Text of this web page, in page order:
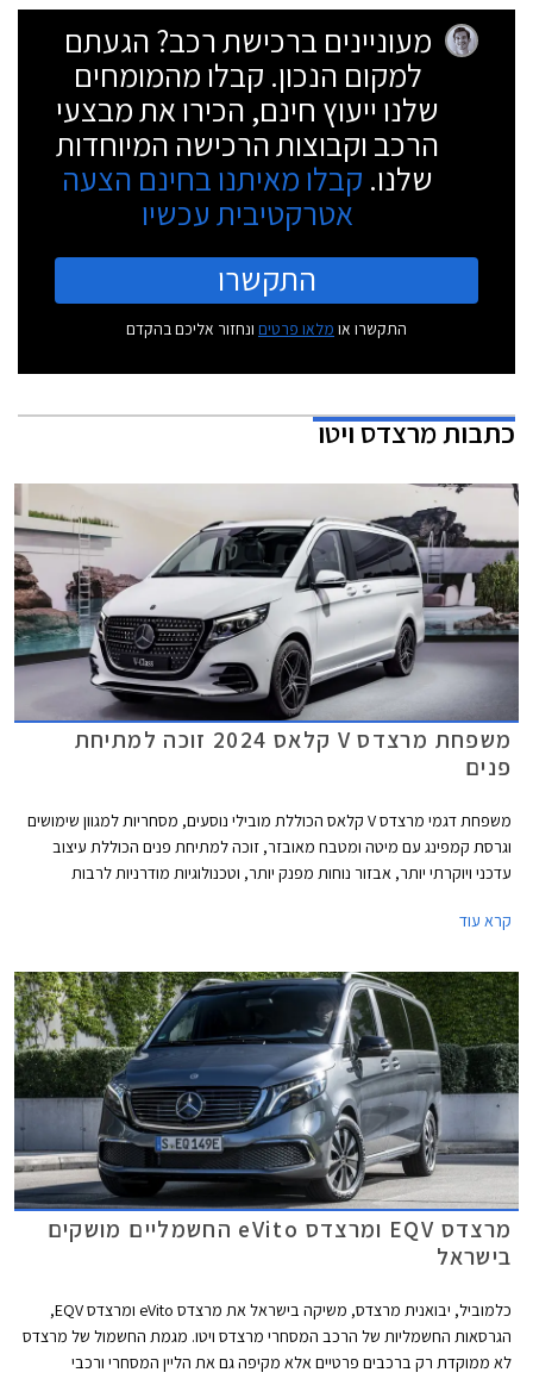
מעוניינים ברכישת רכב? הגעתם
למקום הנכון. קבלו מהמומחים
שלנו ייעוץ חינם, הכירו את מבצעי
הרכב וקבוצות הרכישה המיוחדות
שלנו. קבלו מאיתנו בחינם הצעה
אטרקטיבית עכשיו
התקשרו
התקשרו או מלאו פרטים ונחזור אליכם בהקדם
כתבותמרצדס ויטו
משפחת מרצדס V קלאס 2024 זוכה למתיחת
פנים
משפחת דגמי מרצדס V קלאס הכוללת מובילי נוסעים, מסחריות למגוון שימושים
וגרסת קמפינג עם מיטה ומטבח מאובזר, זוכה למתיחת פנים הכוללת עיצוב
עדכני ויוקרתי יותר, אבזור נוחות מפנק יותר, וטכנולוגיות מודרניות לרבות
קרא עוד
מרצדס EQV ומרצדס eVito החשמליים מושקים
בישראל
כלמוביל, יבואנית מרצדס, משיקה בישראל את מרצדס eVito ומרצדס EQV,
הגרסאות החשמליות של הרכב המסחרי מרצדס ויטו. מגמת החשמול של מרצדס
לא ממוקדת רק ברכבים פרטיים אלא מקיפה גם את הליין המסחרי ורכבי